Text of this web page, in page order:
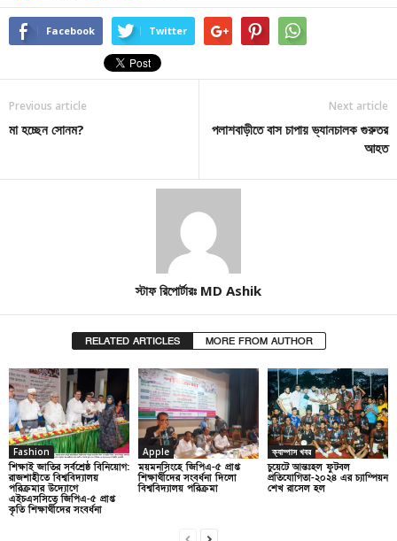
Facebook Twitter
Previous article
মা হচ্ছেন সোনম?
Next article
পলাশবাড়ীতে বাস চাপায় ভ্যানচালক গুরুতর
আহত
স্টাফ রিপোর্টারঃ MD Ashik
RELATED ARTICLES MORE FROM AUTHOR
Fashion
শিক্ষাই জাতির সর্বশ্রেষ্ঠ বিনিয়োগ:
রাজশাহীতে বিশ্ববিদ্যালয়
পরিক্রমার উদ্যোগে
এইচএসসিতে জিপিএ-৫ প্রাপ্ত
কৃতি শিক্ষার্থীদের সংবর্ধনা
Apple
ময়মনসিংহে জিপিএ-৫ প্রাপ্ত
শিক্ষার্থীদের সংবর্ধনা দিলো
বিশ্ববিদ্যালয় পরিক্রমা
ক্যাম্পাস খবর
চুয়েটে আন্তঃহল ফুটবল
প্রতিযোগিতা-২০২৪ এর চ্যাম্পিয়ন
শেখ রাসেল হল